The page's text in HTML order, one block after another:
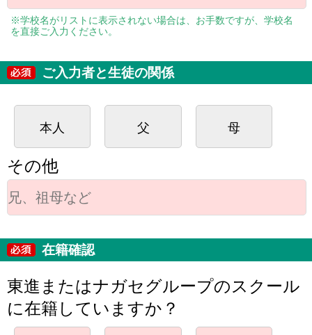
※学校名がリストに表示されない場合は、お手数ですが、学校名
を直接ご入力ください。
ご入力者と生徒の関係
本人 父 母
その他
在籍確認
東進またはナガセグループのスクール
に在籍していますか？